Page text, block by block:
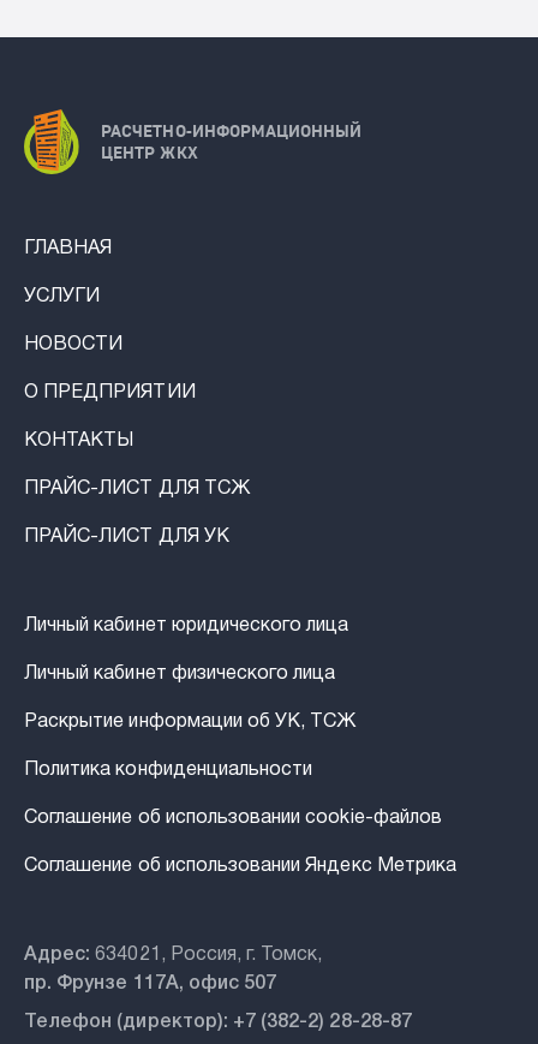
РАСЧЕТНО-ИНФОРМАЦИОННЫЙ
ЦЕНТР ЖКХ
ГЛАВНАЯ
УСЛУГИ
НОВОСТИ
О ПРЕДПРИЯТИИ
КОНТАКТЫ
ПРАЙС-ЛИСТ ДЛЯ ТСЖ
ПРАЙС-ЛИСТ ДЛЯ УК
Личный кабинет юридического лица
Личный кабинет физического лица
Раскрытие информации об УК, ТСЖ
Политика конфиденциальности
Соглашение об использовании cookie-файлов
Соглашение об использовании Яндекс Метрика
Адрес:634021, Россия, г. Томск,
пр. Фрунзе 117А, офис 507
Телефон (директор): +7 (382-2) 28-28-87